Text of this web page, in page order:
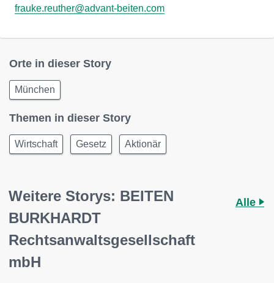
frauke.reuther@advant-beiten.com
Orte in dieser Story
München
Themen in dieser Story
Wirtschaft Gesetz Aktionär
Weitere Storys: BEITEN
BURKHARDT
Rechtsanwaltsgesellschaft
mbH
Alle